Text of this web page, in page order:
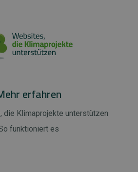
erfahren
die Klimaprojekte unterstützen
funktioniert es